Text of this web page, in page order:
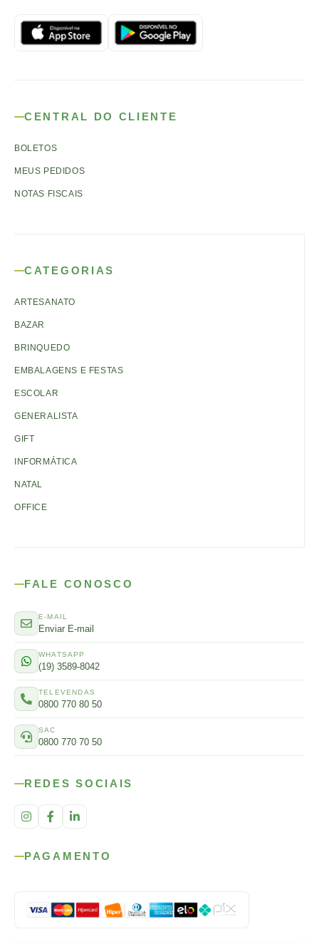
CENTRAL DO CLIENTE
BOLETOS
MEUS PEDIDOS
NOTAS FISCAIS
CATEGORIAS
ARTESANATO
BAZAR
BRINQUEDO
EMBALAGENS E FESTAS
ESCOLAR
GENERALISTA
GIFT
INFORMÁTICA
NATAL
OFFICE
FALE CONOSCO
E-MAIL
Enviar E-mail
WHATSAPP
(19) 3589-8042
TELEVENDAS
0800 770 80 50
SAC
0800 770 70 50
REDES SOCIAIS
PAGAMENTO